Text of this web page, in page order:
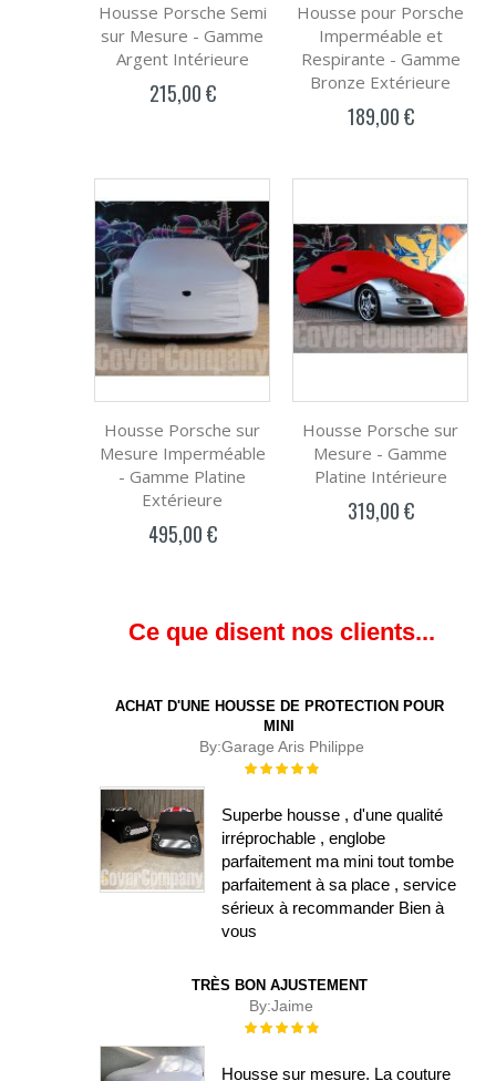
Housse Porsche Semi
sur Mesure - Gamme
Argent Intérieure
215,00 €
Housse pour Porsche
Imperméable et
Respirante - Gamme
Bronze Extérieure
189,00 €
Housse Porsche sur
Mesure Imperméable
- Gamme Platine
Extérieure
495,00 €
Housse Porsche sur
Mesure - Gamme
Platine Intérieure
319,00 €
Ce que disent nos clients...
ACHAT D'UNE HOUSSE DE PROTECTION POUR
MINI
By:Garage Aris Philippe
Évaluation :
Superbe housse , d'une qualité
irréprochable , englobe
parfaitement ma mini tout tombe
parfaitement à sa place , service
sérieux à recommander Bien à
vous
TRÈS BON AJUSTEMENT
By:Jaime
Évaluation :
Housse sur mesure. La couture